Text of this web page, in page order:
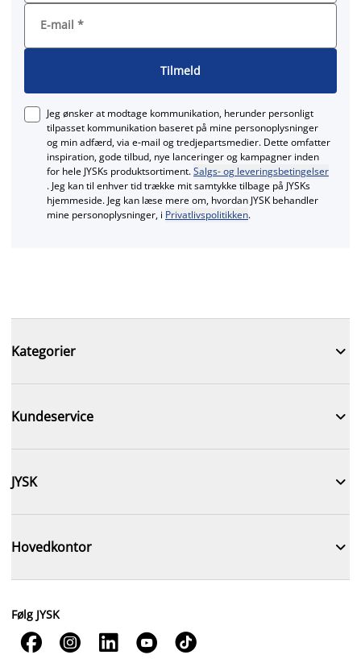
E-mail *
Tilmeld
Jeg ønsker at modtage kommunikation, herunder personligt
tilpasset kommunikation baseret på mine personoplysninger
og min adfærd, via e‑mail og tredjepartsmedier. Dette omfatter
inspiration, gode tilbud, nye lanceringer og kampagner inden
for hele JYSKs produktsortiment.Salgs- og leveringsbetingelser
. Jeg kan til enhver tid trække mit samtykke tilbage på JYSKs
hjemmeside. Jeg kan læse mere om, hvordan JYSK behandler
mine personoplysninger, i Privatlivspolitikken.
Kategorier 
Kundeservice 
JYSK 
Hovedkontor 
Følg JYSK
    